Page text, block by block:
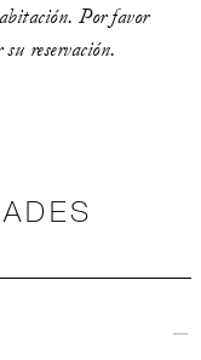
Por favor
reservación.